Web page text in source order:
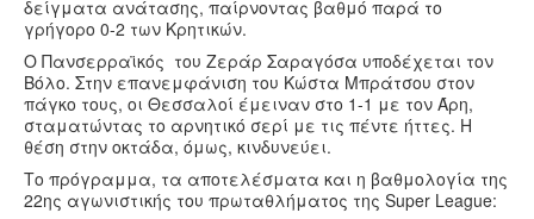
δείγματα ανάτασης, παίρνοντας βαθμό παρά το
γρήγορο 0-2 των Κρητικών.
O Πανσερραϊκός του Ζεράρ Σαραγόσα υποδέχεται τον
Βόλο. Στην επανεμφάνιση του Κώστα Μπράτσου στον
πάγκο τους, οι Θεσσαλοί έμειναν στο 1-1 με τον Άρη,
σταματώντας το αρνητικό σερί με τις πέντε ήττες. Η
θέση στην οκτάδα, όμως, κινδυνεύει.
Το πρόγραμμα, τα αποτελέσματα και η βαθμολογία της
22ης αγωνιστικής του πρωταθλήματος της Super League: